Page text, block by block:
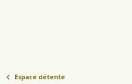
Espace détente